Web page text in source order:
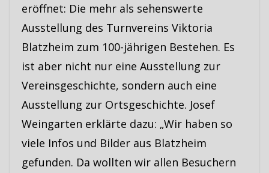
eröffnet: Die mehr als sehenswerte
Ausstellung des Turnvereins Viktoria
Blatzheim zum 100-jährigen Bestehen. Es
ist aber nicht nur eine Ausstellung zur
Vereinsgeschichte, sondern auch eine
Ausstellung zur Ortsgeschichte. Josef
Weingarten erklärte dazu: „Wir haben so
viele Infos und Bilder aus Blatzheim
gefunden. Da wollten wir allen Besuchern